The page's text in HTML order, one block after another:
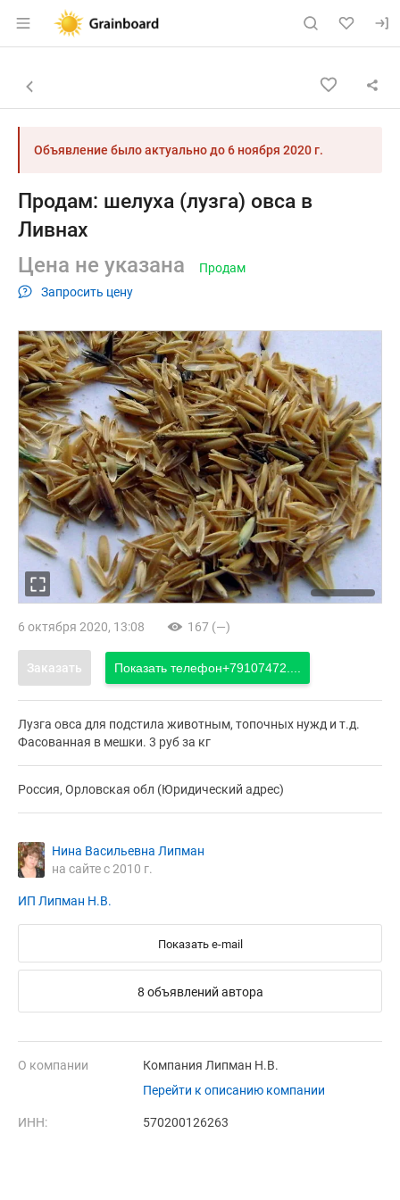
Раздел навигации по сайту
Объявление: Продам: шелуха
Навигация и управление объявлением
Назад к списку объявлений
Объявление было актуально до6 ноября 2020 г.
Продам: шелуха (лузга) овса в
Ливнах
Цена не указана
Запросить цену
Продам
6 октября 2020, 13:08 167 (—)
Заказать Показать телефон+79107472....
Лузга овса для подстила животным, топочных нужд и т.д.
Фасованная в мешки. 3 руб за кг
Россия, Орловская обл (Юридический адрес)
Нина Васильевна Липман
на сайте с 2010 г.
ИП Липман Н.В.
Показать e-mail
8 объявлений автора
О компании
Компания Липман Н.В.
Перейти к описанию компании
ИНН: 570200126263